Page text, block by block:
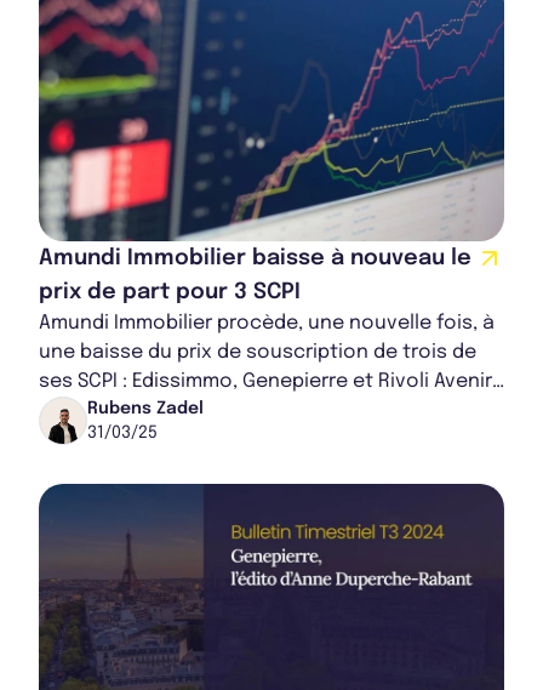
Amundi Immobilier baisse à nouveau le
prix de part pour 3 SCPI
Amundi Immobilier procède, une nouvelle fois, à
une baisse du prix de souscription de trois de
ses SCPI : Edissimmo, Genepierre et Rivoli Avenir
Patrimoine. Si le produit de la SCP...
Rubens Zadel
31/03/25